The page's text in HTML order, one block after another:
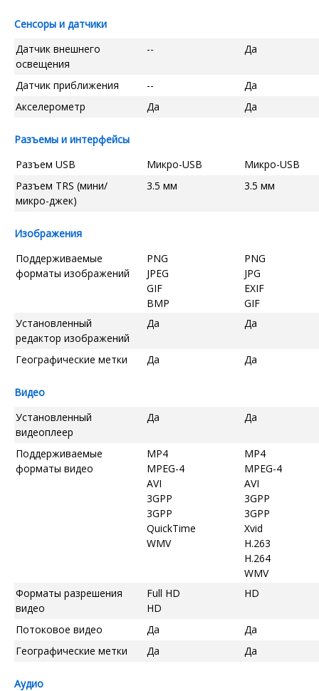
Сенсоры и датчики
Датчик внешнего
освещения
-- Да
Датчик приближения --
Да
Акселерометр
Да Да
Разъемы и интерфейсы
Разъем USB
Микро-USB
Микро-USB
Разъем TRS (мини/
микро-джек)
3.5 мм 3.5 мм
Изображения
Поддерживаемые
форматы изображений
PNG
JPEG
GIF
BMP
PNG
JPG
EXIF
GIF
Установленный
редактор изображений
Да Да
Географические метки Да Да
Видео
Установленный
видеоплеер
Да Да
Поддерживаемые
форматы видео
MP4
MPEG-4
AVI
3GPP
3GPP
QuickTime
WMV
MP4
MPEG-4
AVI
3GPP
3GPP
Xvid
H.263
H.264
WMV
Форматы разрешения
видео
Full HD
HD
HD
Потоковое видео Да
Да
Географические метки
Да Да
Аудио